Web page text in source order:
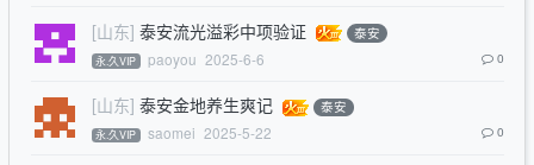
[山东] 泰安流光溢彩中项验证 泰安
永.久VIP paoyou 2025-6-6 0
[山东] 泰安金地养生爽记 泰安
永.久VIP saomei 2025-5-22 0